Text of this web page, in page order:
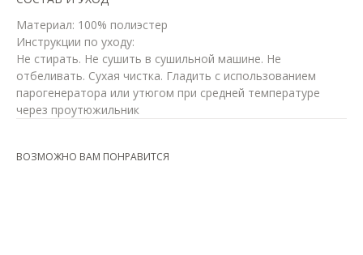
Материал: 100% полиэстер
Инструкции по уходу:
Не стирать. Не сушить в сушильной машине. Не
отбеливать. Сухая чистка. Гладить с использованием
парогенератора или утюгом при средней температуре
через проутюжильник
ВОЗМОЖНО ВАМ ПОНРАВИТСЯ